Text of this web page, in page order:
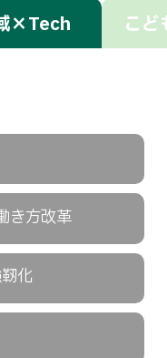
×Tech こ
き方改革
化